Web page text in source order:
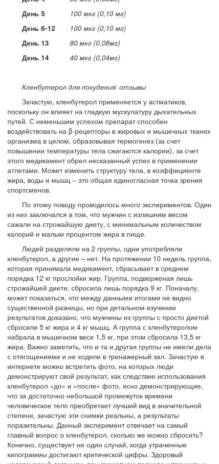
День 5
100 мкг (0,10 мг)
День 6-12
100 мкг (0,10 мг)
День 13
80 мкг (0,08мг)
День 14
40 мкг (0,04мг)
Кленбутерол для похудения: отзывы
Зачастую, кленбутерол применяется у астматиков,
поскольку он влияет на гладкую мускулатуру дыхательных
путей. С неменьшим успехом препарат способен
воздействовать на β-рецепторы в жировых и мышечных тканях
организма в целом, образовывая термогенез (за счет
повышении температуры тела сжигаются калории), за счет
этого медикамент обрел несказанный успех в применении
атлетами. Может изменить структуру тела, в коэффициенте
жира, воды и мышц – это общая единогласная точка зрения
спортсменов.
По этому поводу проводилось много экспериментов. Один
из них заключался в том, что мужчин с излишним весом
сажали на строжайшую диету, с минимальным количеством
калорий и малым процентом жира в пище.
Людей разделяли на 2 группы, одни употребляли
кленбутерол, а другие – нет. На протяжении 10 недель группа,
которая принимала медикамент, сбрасывает в среднем
порядка 12 кг прослойки жир. Группа, подверженая лишь
строжайшей диете, сбросила лишь порядка 9 кг. Поначалу,
может показаться, что между данными итогами не видно
существенной разницы, но при детальном изучении
результатов доказано, что мужчины из группы с просто диетой
сбросили 5 кг жира и 4 кг мышц. А группа с кленбутеролом
набрала в мышечном весе 1,5 кг, при этом сбросила 13,5 кг
жира. Важно заметить, что и та и другая группы не имели дела
с отягощениями и не ходили в тренажерный зал. Зачастую в
интернете можно встретить фото, на которых люди
демонстрируют свой результат, как следствие использования
кленбутерол «до» и «после» фото, ясно демонстрирующие,
что за достаточно небольшой промежуток времени
человеческое тело преобретает лучший вид в значительной
степени, зачастую эти снимки реальны, а результаты
поразительны. Данный эксперимент отвечает на самый
главный вопрос о кленбутерол, сколько же можно сбросить?
Конечно, существует не один случай, когда утраченные
килограммы достигают критической цифры. Здоровый